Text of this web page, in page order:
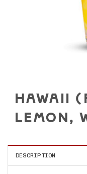
HAWAII
LEMON,
DESCRIPTION